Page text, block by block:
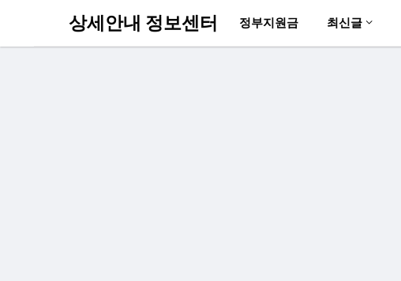
상세안내 정보센터 정부지원금 최신글